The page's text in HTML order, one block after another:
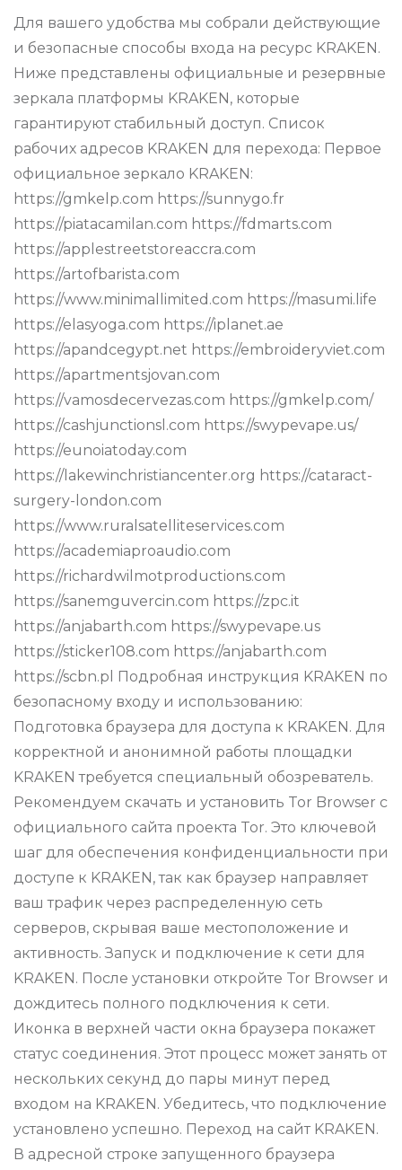
Для вашего удобства мы собрали действующие
и безопасные способы входа на ресурс KRAKEN.
Ниже представлены официальные и резервные
зеркала платформы KRAKEN, которые
гарантируют стабильный доступ. Список
рабочих адресов KRAKEN для перехода: Первое
официальное зеркало KRAKEN:
https://gmkelp.com https://sunnygo.fr
https://piatacamilan.com https://fdmarts.com
https://applestreetstoreaccra.com
https://artofbarista.com
https://www.minimallimited.com https://masumi.life
https://elasyoga.com https://iplanet.ae
https://apandcegypt.net https://embroideryviet.com
https://apartmentsjovan.com
https://vamosdecervezas.com https://gmkelp.com/
https://cashjunctionsl.com https://swypevape.us/
https://eunoiatoday.com
https://lakewinchristiancenter.org https://cataract-
surgery-london.com
https://www.ruralsatelliteservices.com
https://academiaproaudio.com
https://richardwilmotproductions.com
https://sanemguvercin.com https://zpc.it
https://anjabarth.com https://swypevape.us
https://sticker108.com https://anjabarth.com
https://scbn.pl Подробная инструкция KRAKEN по
безопасному входу и использованию:
Подготовка браузера для доступа к KRAKEN. Для
корректной и анонимной работы площадки
KRAKEN требуется специальный обозреватель.
Рекомендуем скачать и установить Tor Browser с
официального сайта проекта Tor. Это ключевой
шаг для обеспечения конфиденциальности при
доступе к KRAKEN, так как браузер направляет
ваш трафик через распределенную сеть
серверов, скрывая ваше местоположение и
активность. Запуск и подключение к сети для
KRAKEN. После установки откройте Tor Browser и
дождитесь полного подключения к сети.
Иконка в верхней части окна браузера покажет
статус соединения. Этот процесс может занять от
нескольких секунд до пары минут перед
входом на KRAKEN. Убедитесь, что подключение
установлено успешно. Переход на сайт KRAKEN.
В адресной строке запущенного браузера